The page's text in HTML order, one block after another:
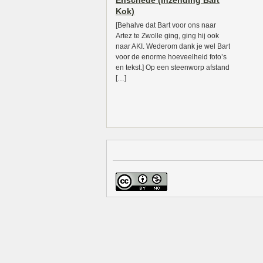
Kok)
[Behalve dat Bart voor ons naar
Artez te Zwolle ging, ging hij ook
naar AKI. Wederom dank je wel Bart
voor de enorme hoeveelheid foto’s
en tekst.] Op een steenworp afstand
[…]